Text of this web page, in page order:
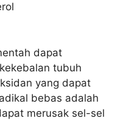
dapat
tubuh
yang dapat
bebas adalah
merusak sel-sel